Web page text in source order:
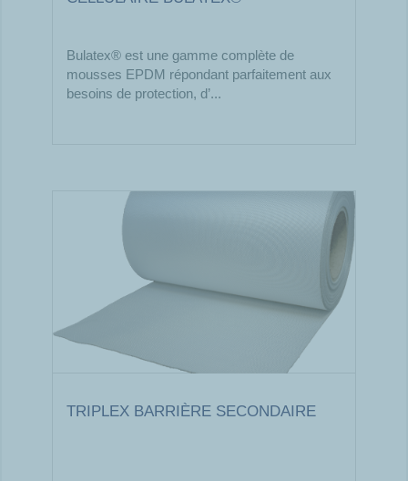
Bulatex® est une gamme complète de
mousses EPDM répondant parfaitement aux
besoins de protection, d’...
TRIPLEX BARRIÈRE SECONDAIRE